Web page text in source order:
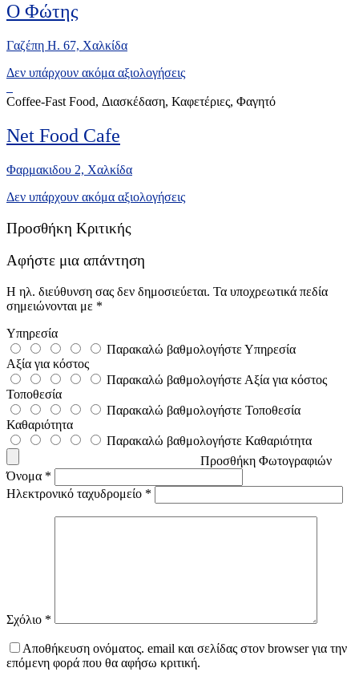
Ο Φώτης
Γαζέπη Η. 67, Χαλκίδα
Δεν υπάρχουν ακόμα αξιολογήσεις
Coffee-Fast Food, Διασκέδαση, Καφετέριες, Φαγητό
Net Food Cafe
Φαρμακιδου 2, Xαλκίδα
Δεν υπάρχουν ακόμα αξιολογήσεις
Προσθήκη Κριτικής
Αφήστε μια απάντηση
Η ηλ. διεύθυνση σας δεν δημοσιεύεται. Τα υποχρεωτικά πεδία
σημειώνονται με *
Υπηρεσία
Παρακαλώ βαθμολογήστε Υπηρεσία
Αξία για κόστος
Παρακαλώ βαθμολογήστε Αξία για κόστος
Τοποθεσία
Παρακαλώ βαθμολογήστε Τοποθεσία
Καθαριότητα
Παρακαλώ βαθμολογήστε Καθαριότητα
Προσθήκη Φωτογραφιών
Όνομα *
Ηλεκτρονικό ταχυδρομείο *
Σχόλιο *
Αποθήκευση ονόματος. email και σελίδας στον browser για την
επόμενη φορά που θα αφήσω κριτική.